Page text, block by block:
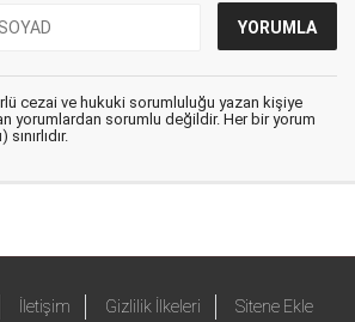
cezai ve hukuki sorumluluğu yazan kişiye
yorumlardan sorumlu değildir. Her bir yorum
İletişim Gizlilik İlkeleri Sitene Ekle